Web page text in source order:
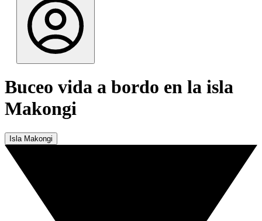
Buceo vida a bordo en la isla
Makongi
Isla Makongi